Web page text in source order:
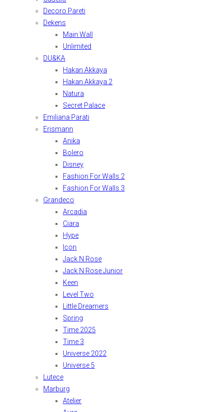
Decoro Pareti
Dekens
Main Wall
Unlimited
DU&KA
Hakan Akkaya
Hakan Akkaya 2
Natura
Secret Palace
Emiliana Parati
Erismann
Anika
Bolero
Disney
Fashion For Walls 2
Fashion For Walls 3
Grandeco
Arcadia
Ciara
Hype
Icon
Jack N Rose
Jack N Rose Junior
Keen
Level Two
Little Dreamers
Spring
Time 2025
Time 3
Universe 2022
Universe 5
Lutece
Marburg
Atelier